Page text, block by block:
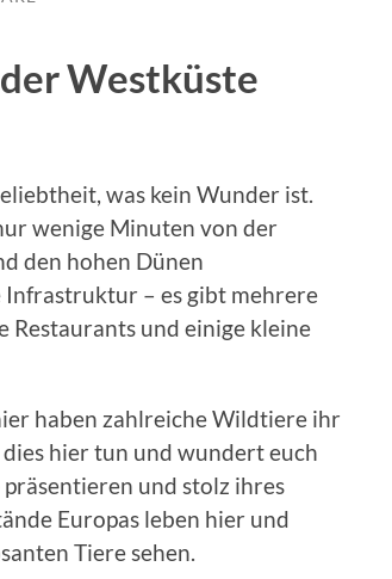
Westküste
was kein Wunder ist.
wenige Minuten von der
den hohen Dünen
– es gibt mehrere
Restaurants und einige kleine
haben zahlreiche Wildtiere ihr
hier tun und wundert euch
und stolz ihres
Europas leben hier und
Tiere sehen.